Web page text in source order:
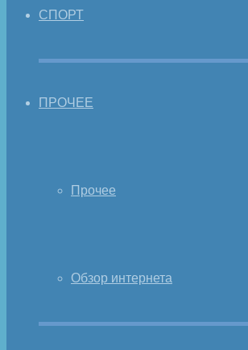
СПОРТ
ПРОЧЕЕ
Прочее
Обзор интернета